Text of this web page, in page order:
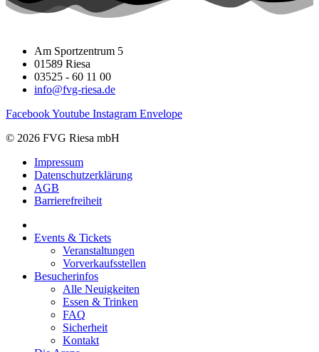
Am Sportzentrum 5
01589 Riesa
03525 - 60 11 00
info@fvg-riesa.de
FacebookYoutube Instagram Envelope
© 2026 FVG Riesa mbH
Impressum
Datenschutzerklärung
AGB
Barrierefreiheit
Events & Tickets
Veranstaltungen
Vorverkaufsstellen
Besucherinfos
Alle Neuigkeiten
Essen & Trinken
FAQ
Sicherheit
Kontakt